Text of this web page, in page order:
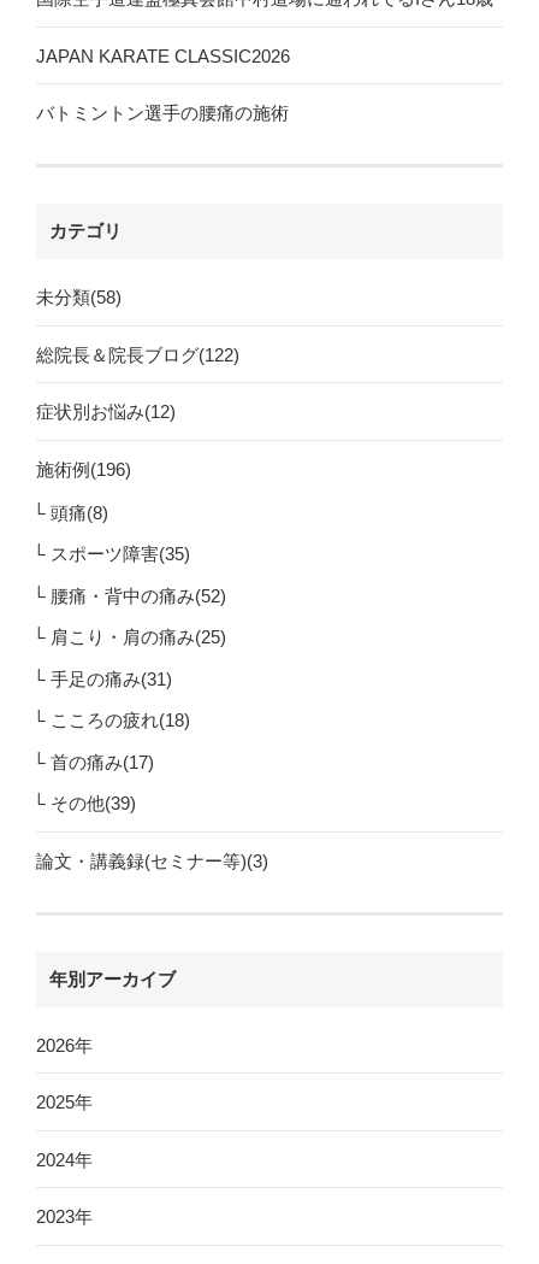
JAPAN KARATE CLASSIC2026
バトミントン選手の腰痛の施術
カテゴリ
未分類(58)
総院長＆院長ブログ(122)
症状別お悩み(12)
施術例(196)
頭痛(8)
スポーツ障害(35)
腰痛・背中の痛み(52)
肩こり・肩の痛み(25)
手足の痛み(31)
こころの疲れ(18)
首の痛み(17)
その他(39)
論文・講義録(セミナー等)(3)
年別アーカイブ
2026年
2025年
2024年
2023年